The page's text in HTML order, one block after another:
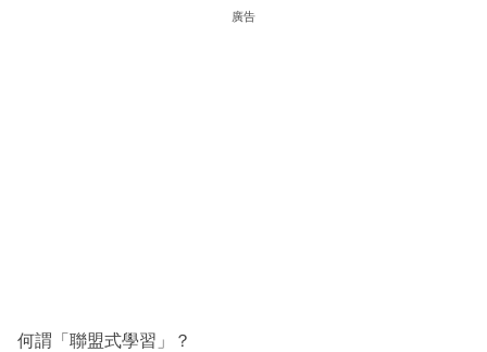
廣告
何謂「聯盟式學習」？